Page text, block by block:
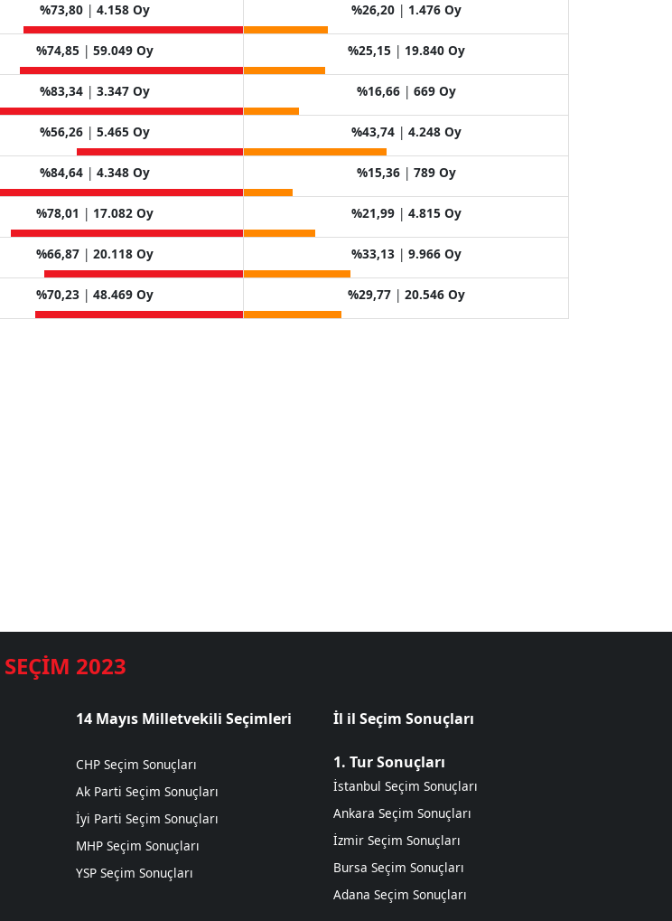
%73,80| 4.158 Oy %26,20| 1.476 Oy
%74,85| 59.049 Oy %25,15| 19.840 Oy
%83,34| 3.347 Oy %16,66| 669 Oy
%56,26| 5.465 Oy %43,74| 4.248 Oy
%84,64| 4.348 Oy %15,36| 789 Oy
%78,01 | 17.082 Oy %21,99| 4.815 Oy
%66,87| 20.118 Oy %33,13| 9.966 Oy
%70,23| 48.469 Oy %29,77| 20.546 Oy
SEÇİM 2023
14 Mayıs Milletvekili Seçimleri
CHP Seçim Sonuçları
Ak Parti Seçim Sonuçları
İyi Parti Seçim Sonuçları
MHP Seçim Sonuçları
YSP Seçim Sonuçları
İl il Seçim Sonuçları
1. Tur Sonuçları
İstanbul Seçim Sonuçları
Ankara Seçim Sonuçları
İzmir Seçim Sonuçları
Bursa Seçim Sonuçları
Adana Seçim Sonuçları